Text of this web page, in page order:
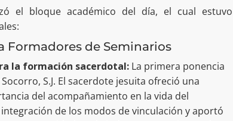
el bloque académico del día, el cual estuvo
Formadores de Seminarios
la formación sacerdotal: La primera ponencia
S.J. El sacerdote jesuita ofreció una
del acompañamiento en la vida del
de los modos de vinculación y aportó